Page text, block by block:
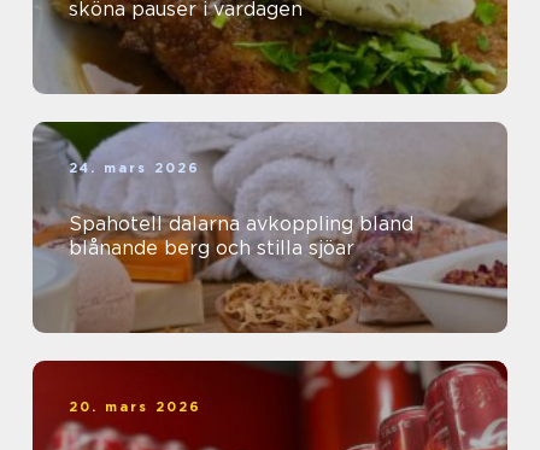
sköna pauser i vardagen
24. mars 2026
Spahotell dalarna avkoppling bland
blånande berg och stilla sjöar
20. mars 2026